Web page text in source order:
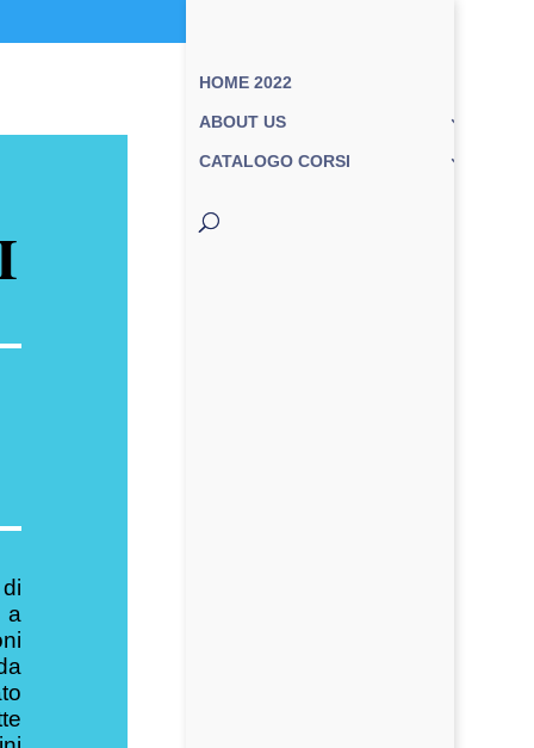
HOME 2022
ABOUT US
CATALOGO CORSI
a